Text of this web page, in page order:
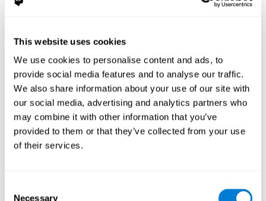
This website uses cookies
We use cookies to personalise content and ads, to
provide social media features and to analyse our traffic.
We also share information about your use of our site with
our social media, advertising and analytics partners who
may combine it with other information that you’ve
provided to them or that they’ve collected from your use
of their services.
Necessary
Die Daten werden während des Trainings automatisch
voll und ganz auf die Übungen konzentrieren
Da die Plattform online in 19 Sprachen verfügbar ist
sie für den Großteil der Menschen einfach zugänglich
Man benötigt hierfür lediglich ein Endgerät mit
Internetanschluss, wie Computer, Tablett oder Smartphone.
Dank des einfachen Zugriffs auf CogniFit, lässt sich damit
die kognitive Stimulation von Kindern auch aus der Ferne
realisieren.
CogniFit ist für Kinder ab 7 Jahren geeignet. Das bedeutet,